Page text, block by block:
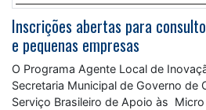
Inscrições abertas para
e pequenas empresas
O Programa Agente Local de
Secretaria Municipal de Governo de
Serviço Brasileiro de Apoio às